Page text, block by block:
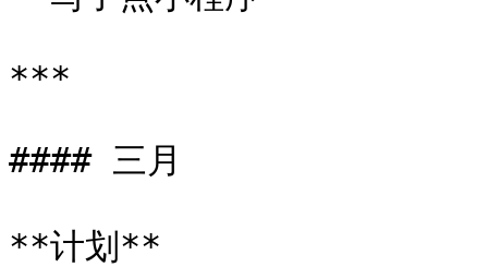
***
#### 三月
**计划**